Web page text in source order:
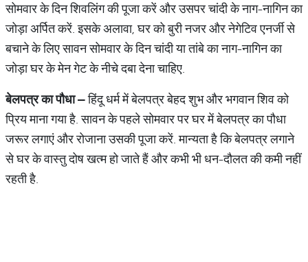
सोमवार के दिन शिवलिंग की पूजा करें और उसपर चांदी के नाग-नागिन का
जोड़ा अर्पित करें. इसके अलावा, घर को बुरी नजर और नेगेटिव एनर्जी से
बचाने के लिए सावन सोमवार के दिन चांदी या तांबे का नाग-नागिन का
जोड़ा घर के मेन गेट के नीचे दबा देना चाहिए.
बेलपत्रकापौधा–हिंदू धर्म में बेलपत्र बेहद शुभ और भगवान शिव को
प्रिय माना गया है. सावन के पहले सोमवार पर घर में बेलपत्र का पौधा
जरूर लगाएं और रोजाना उसकी पूजा करें. मान्यता है कि बेलपत्र लगाने
से घर के वास्तु दोष खत्म हो जाते हैं और कभी भी धन-दौलत की कमी नहीं
रहती है.